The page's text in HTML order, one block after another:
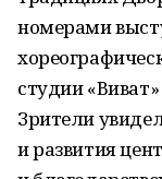
номерами
студии
Зрители
и развития